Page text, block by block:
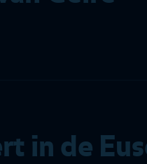
in de